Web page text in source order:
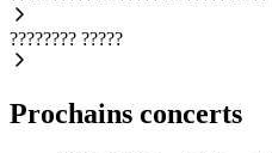
???????? ?????
Prochains concerts